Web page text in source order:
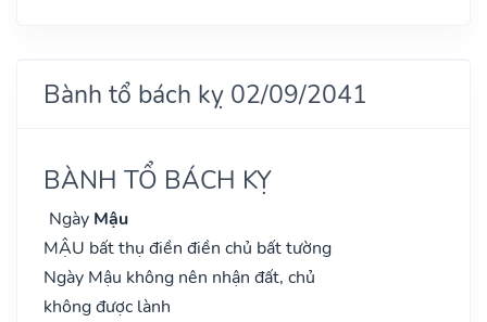
Bành tổ bách kỵ 02/09/2041
BÀNH TỔ BÁCH KỴ
Ngày Mậu
MẬU bất thụ điền điền chủ bất tường
Ngày Mậu không nên nhận đất, chủ
không được lành